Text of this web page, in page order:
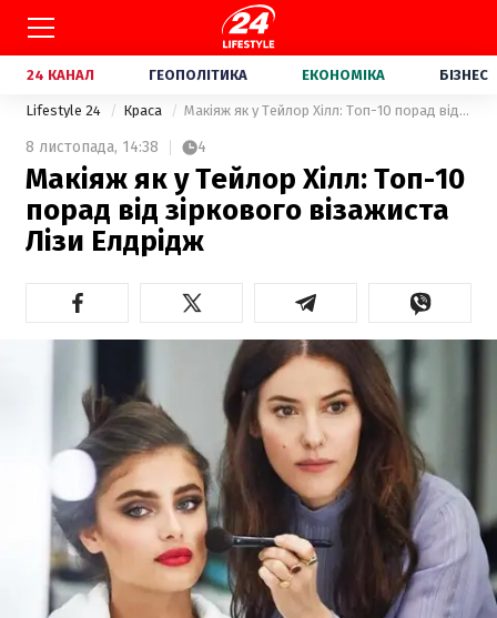
24 КАНАЛ ГЕОПОЛІТИКА ЕКОНОМІКА БІЗНЕС
Lifestyle 24 Краса Макіяж як у Тейлор Хілл: Топ-10 порад від зіркового візажиста Лізи Елдрідж
8 листопада, 14:38 4
Макіяж як у Тейлор Хілл: Топ-10
порад від зіркового візажиста
Лізи Елдрідж